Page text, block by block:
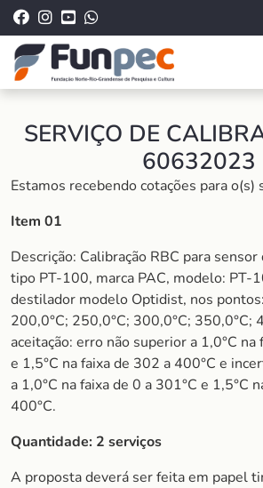
SERVIÇO DE
60632023
Estamos recebendo cotações para o(s)
Item 01
Descrição: Calibração RBC para
tipo PT-100, marca PAC, modelo: PT-
destilador modelo Optidist, nos
200,0°C; 250,0°C; 300,0°C; 350,0°C;
aceitação: erro não superior a 1,0°C na
e 1,5°C na faixa de 302 a 400°C e
a 1,0°C na faixa de 0 a 301°C e 1,5°C
400°C.
Quantidade: 2 serviços
A proposta deverá ser feita em papel